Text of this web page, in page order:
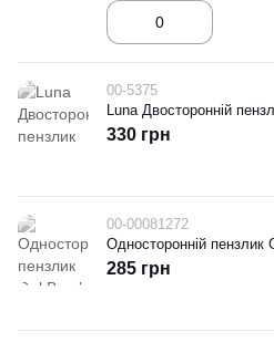
00-5375
Luna Двосторонній
330 грн
00-00081272
Односторонній пензлик
285 грн